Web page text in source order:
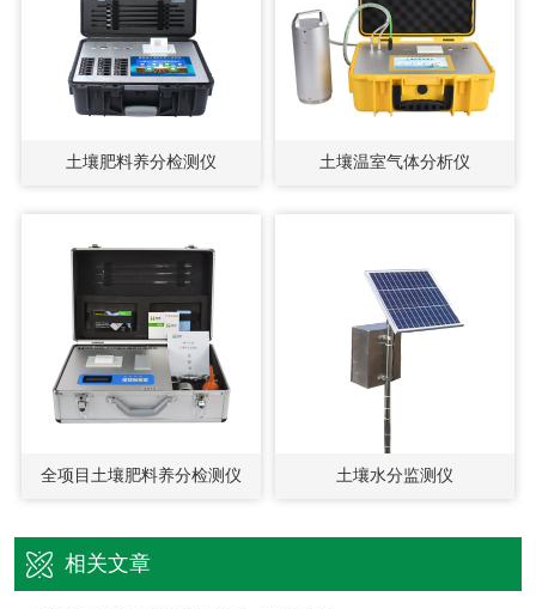
土壤肥料养分检测仪 土壤温室气体分析仪
全项目土壤肥料养分检测仪 土壤水分监测仪
相关文章